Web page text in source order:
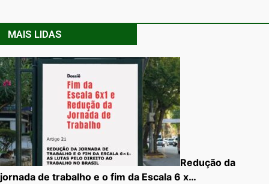
MAIS LIDAS
Redução da
jornada de trabalho e o fim da Escala 6 x…